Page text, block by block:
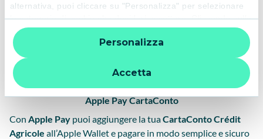
alternativa, puoi cliccare su "Personalizza" per selezionare
le categorie di cookie che desideri accettare. Cliccando sulla
“X” le impostazioni predefinite vengono lasciate invariate e
quindi la navigazione può continuare senza cookie o altri
strumenti di tracciamento diversi da quelli tecnici. Per
ulteriori informazioni:
informativa privacy
Accetta
Personalizza
Con lacarta prepagata Crédit Agricolepuoi gestire tutte le
impostazioni di sicurezza direttamente dall'App: controllare
saldo e movimenti, definire i limiti di spesa, selezionare i
canali di utilizzo e attivare il servizio SMS per ricevere
notifiche personalizzate su ogni spesa.
Apple Pay CartaConto
Con Apple Pay puoi aggiungere la tuaCartaConto Crédit
Agricole all’Apple Wallet e pagare in modo semplice e sicuro